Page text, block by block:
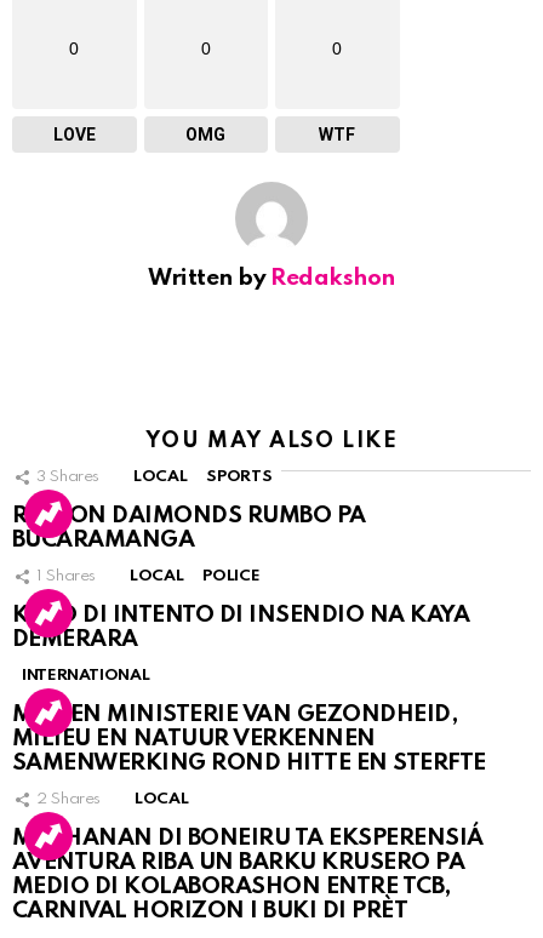
0
LOVE
0
OMG
0
WTF
Written by Redakshon
YOU MAY ALSO LIKE
3 Shares LOCAL SPORTS
RINCON DAIMONDS RUMBO PA
BUCARAMANGA
Shares LOCAL POLICE
KASO DI INTENTO DI INSENDIO NA KAYA
DEMERARA
INTERNATIONAL
MDC EN MINISTERIE VAN GEZONDHEID,
MILIEU EN NATUUR VERKENNEN
SAMENWERKING ROND HITTE EN STERFTE
2 Shares LOCAL
MUCHANAN DI BONEIRU TA EKSPERENSIÁ
AVENTURA RIBA UN BARKU KRUSERO PA
MEDIO DI KOLABORASHON ENTRE TCB,
CARNIVAL HORIZON I BUKI DI PRÈT